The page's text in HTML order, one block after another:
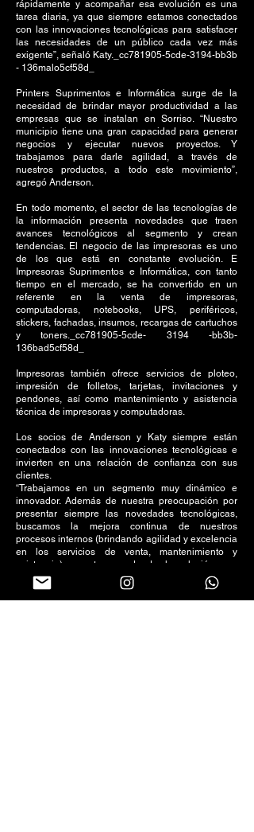
rápidamente y acompañar esa evolución es una
tarea diaria, ya que siempre estamos conectados
con las innovaciones tecnológicas para satisfacer
las necesidades de un público cada vez más
exigente”, señaló Katy._cc781905-5cde-3194-bb3b
- 136malo5cf58d_
Printers Suprimentos e Informática surge de la
necesidad de brindar mayor productividad a las
empresas que se instalan en Sorriso. “Nuestro
municipio tiene una gran capacidad para generar
negocios y ejecutar nuevos proyectos. Y
trabajamos para darle agilidad, a través de
nuestros productos, a todo este movimiento”,
agregó Anderson.
En todo momento, el sector de las tecnologías de
la información presenta novedades que traen
avances tecnológicos al segmento y crean
tendencias. El negocio de las impresoras es uno
de los que está en constante evolución. E
Impresoras Suprimentos e Informática, con tanto
tiempo en el mercado, se ha convertido en un
referente en la venta de impresoras,
computadoras, notebooks, UPS, periféricos,
stickers, fachadas, insumos, recargas de cartuchos
y toners._cc781905-5cde- 3194 -bb3b-
136bad5cf58d_
Impresoras también ofrece servicios de ploteo,
impresión de folletos, tarjetas, invitaciones y
pendones, así como mantenimiento y asistencia
técnica de impresoras y computadoras.
Los socios de Anderson y Katy siempre están
conectados con las innovaciones tecnológicas e
invierten en una relación de confianza con sus
clientes.
“Trabajamos en un segmento muy dinámico e
innovador. Además de nuestra preocupación por
presentar siempre las novedades tecnológicas,
buscamos la mejora continua de nuestros
procesos internos (brindando agilidad y excelencia
en los servicios de venta, mantenimiento y
asistencia), y externos, donde la relación con
nuestros clientes y proveedores es el principal foco
de nuestras relaciones comerciales”, concluyó
Anderson.